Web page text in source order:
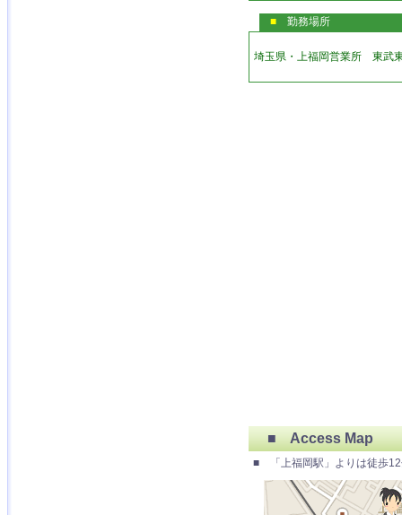
■ 勤務場所
埼玉県・上福岡営業所 東武
■ Access Map
■ 「上福岡駅」よりは徒歩